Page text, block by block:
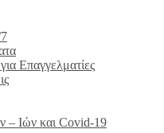
Επαγγελματίες
– Ιών και Covid-19